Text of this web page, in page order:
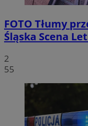
FOTO Tłumy
Śląska Scena
2
55